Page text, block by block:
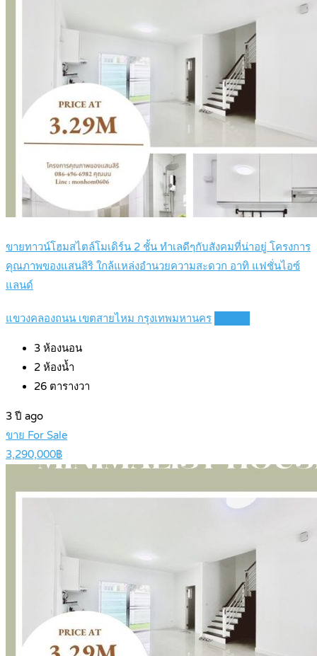
ขายทาวน์โฮมสไตล์โมเดิร์น 2 ชั้น ทำเลดีๆกับสังคมที่น่าอยู่ โครงการ
คุณภาพของแสนสิริ ใกล้แหล่งอำนวยความสะดวก อาทิ แฟชั่นไอซ์
แลนด์
แขวงคลองถนน เขตสายไหม กรุงเทพมหานคร
3 ห้องนอน
2 ห้องน้ำ
26 ตารางวา
3 ปี ago
ขาย For Sale
3,290,000฿